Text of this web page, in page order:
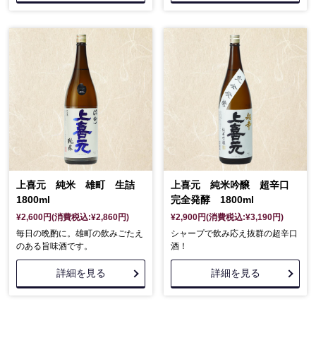
上喜元 純米 雄町 生詰
1800ml
¥2,600円(消費税込:¥2,860円)
毎日の晩酌に。雄町の飲みごたえ
のある旨味酒です。
詳細を見る
上喜元 純米吟醸 超辛口
完全発酵 1800ml
¥2,900円(消費税込:¥3,190円)
シャープで飲み応え抜群の超辛口
酒！
詳細を見る